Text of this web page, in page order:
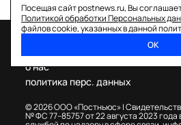
Посещая сайт postnews.ru, Вы
Политикой обработки Персональных
файлов cookie, указанных в данной
ОК
© 2026 ООО «Постньюс» |
№ ФС 77–85757 от 22 августа 2023
о нас
политика перс. данных